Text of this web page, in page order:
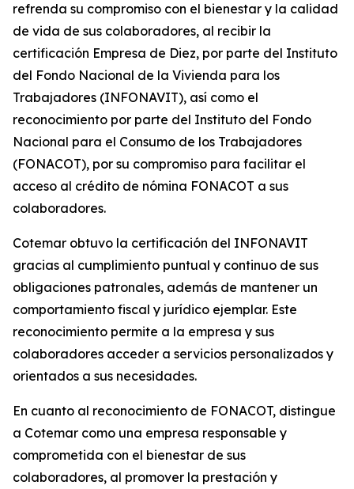
refrenda su compromiso con el bienestar y la calidad
de vida de sus colaboradores, al recibir la
certificación Empresa de Diez, por parte del Instituto
del Fondo Nacional de la Vivienda para los
Trabajadores (INFONAVIT), así como el
reconocimiento por parte del Instituto del Fondo
Nacional para el Consumo de los Trabajadores
(FONACOT), por su compromiso para facilitar el
acceso al crédito de nómina FONACOT a sus
colaboradores.
Cotemar obtuvo la certificación del INFONAVIT
gracias al cumplimiento puntual y continuo de sus
obligaciones patronales, además de mantener un
comportamiento fiscal y jurídico ejemplar. Este
reconocimiento permite a la empresa y sus
colaboradores acceder a servicios personalizados y
orientados a sus necesidades.
En cuanto al reconocimiento de FONACOT, distingue
a Cotemar como una empresa responsable y
comprometida con el bienestar de sus
colaboradores, al promover la prestación y